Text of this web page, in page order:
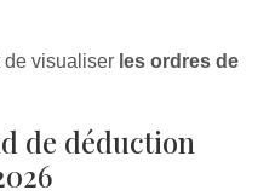
de visualiser les ordres de
de déduction